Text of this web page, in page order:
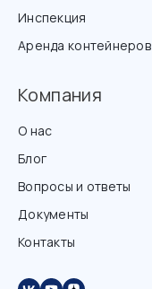
Инспекция
Аренда контейнеров
Компания
О нас
Блог
Вопросы и ответы
Документы
Контакты